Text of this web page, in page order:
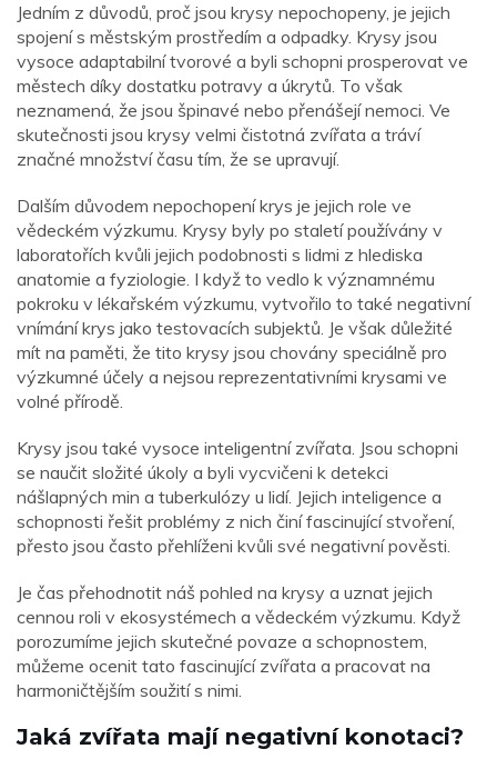
Jedním z důvodů, proč jsou krysy nepochopeny, je jejich
spojení s městským prostředím a odpadky. Krysy jsou
vysoce adaptabilní tvorové a byli schopni prosperovat ve
městech díky dostatku potravy a úkrytů. To však
neznamená, že jsou špinavé nebo přenášejí nemoci. Ve
skutečnosti jsou krysy velmi čistotná zvířata a tráví
značné množství času tím, že se upravují.
Dalším důvodem nepochopení krys je jejich role ve
vědeckém výzkumu. Krysy byly po staletí používány v
laboratořích kvůli jejich podobnosti s lidmi z hlediska
anatomie a fyziologie. I když to vedlo k významnému
pokroku v lékařském výzkumu, vytvořilo to také negativní
vnímání krys jako testovacích subjektů. Je však důležité
mít na paměti, že tito krysy jsou chovány speciálně pro
výzkumné účely a nejsou reprezentativními krysami ve
volné přírodě.
Krysy jsou také vysoce inteligentní zvířata. Jsou schopni
se naučit složité úkoly a byli vycvičeni k detekci
nášlapných min a tuberkulózy u lidí. Jejich inteligence a
schopnosti řešit problémy z nich činí fascinující stvoření,
přesto jsou často přehlíženi kvůli své negativní pověsti.
Je čas přehodnotit náš pohled na krysy a uznat jejich
cennou roli v ekosystémech a vědeckém výzkumu. Když
porozumíme jejich skutečné povaze a schopnostem,
můžeme ocenit tato fascinující zvířata a pracovat na
harmoničtějším soužití s ​​nimi.
Jaká zvířata mají negativní konotaci?